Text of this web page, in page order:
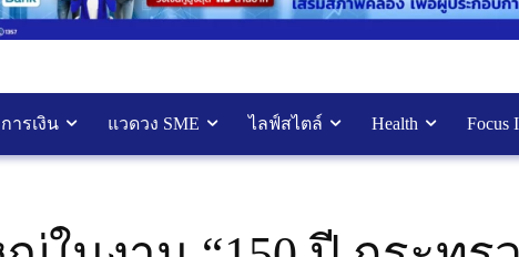
ารเงิน แวดวง SME ไลฟ์สไตล์ Health Focus